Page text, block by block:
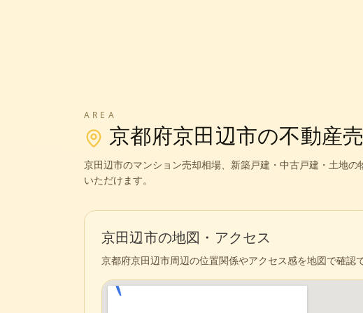
AREA
京都府京田辺市の不動産
京田辺市のマンション売却相場、新築戸建・中古戸建・土地の
いただけます。
京田辺市の地図・アクセス
京都府京田辺市周辺の位置関係やアクセス感を地図で確認